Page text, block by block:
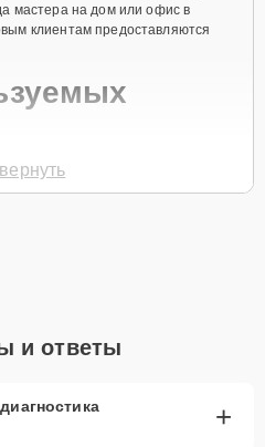
мастера на дом или офис в
клиентам предоставляются
Psr-E360B предлагаются как
устройства дольше
времени заменить
и ответы
+